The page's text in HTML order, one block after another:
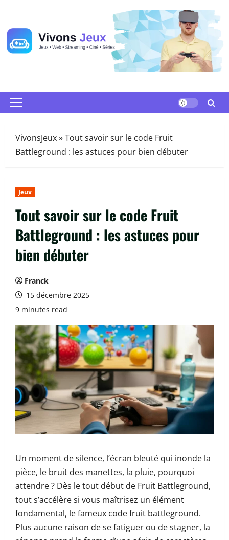
contenu
Menu
VivonsJeux»Tout savoir sur le code Fruit
Battleground : les astuces pour bien débuter
Jeux
Tout savoir sur le code Fruit
Battleground : les astuces pour
bien débuter
Franck
15 décembre 2025
9 minutes read
Un moment de silence, l’écran bleuté qui inonde la
pièce, le bruit des manettes, la pluie, pourquoi
attendre ? Dès le tout début de Fruit Battleground,
tout s’accélère si vous maîtrisez un élément
fondamental, le fameux code fruit battleground.
Plus aucune raison de se fatiguer ou de stagner, la